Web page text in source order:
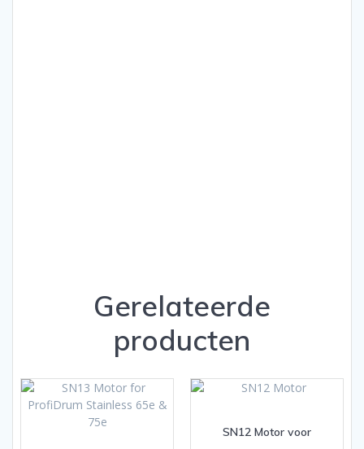
Gerelateerde
producten
SN12 Motor voor